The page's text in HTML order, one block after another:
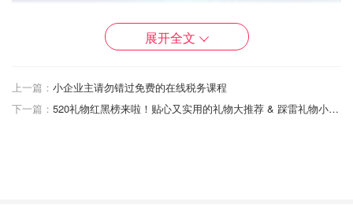
展开全文
上一篇： 小企业主请勿错过免费的在线税务课程
下一篇：
520礼物红黑榜来啦！贴心又实用的礼物大推荐 & 踩雷礼物小提醒！灵感奉上！